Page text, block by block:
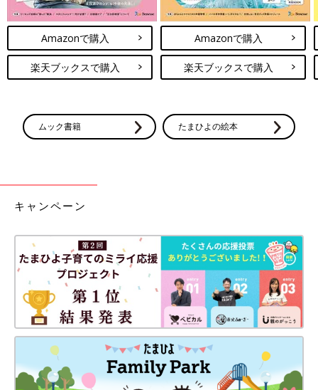
Amazonで購入
楽天ブックスで購入
Amazonで購入
楽天ブックスで購入
ムック書籍 たまひよの絵本
キャンペーン